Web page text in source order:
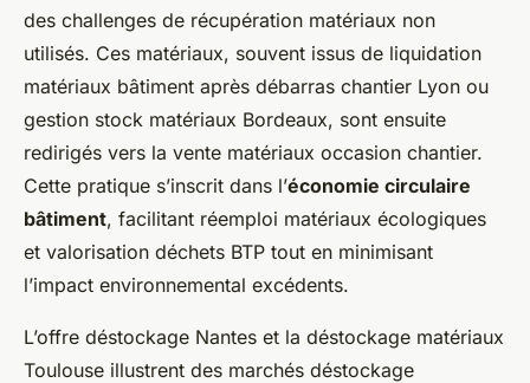
des challenges de récupération matériaux non
utilisés. Ces matériaux, souvent issus de liquidation
matériaux bâtiment après débarras chantier Lyon ou
gestion stock matériaux Bordeaux, sont ensuite
redirigés vers la vente matériaux occasion chantier.
Cette pratique s’inscrit dans l’économie circulaire
bâtiment, facilitant réemploi matériaux écologiques
et valorisation déchets BTP tout en minimisant
l’impact environnemental excédents.
L’offre déstockage Nantes et la déstockage matériaux
Toulouse illustrent des marchés déstockage